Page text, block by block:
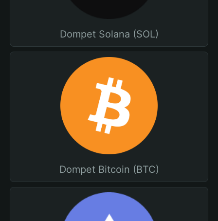
Dompet Solana (SOL)
Dompet Bitcoin (BTC)